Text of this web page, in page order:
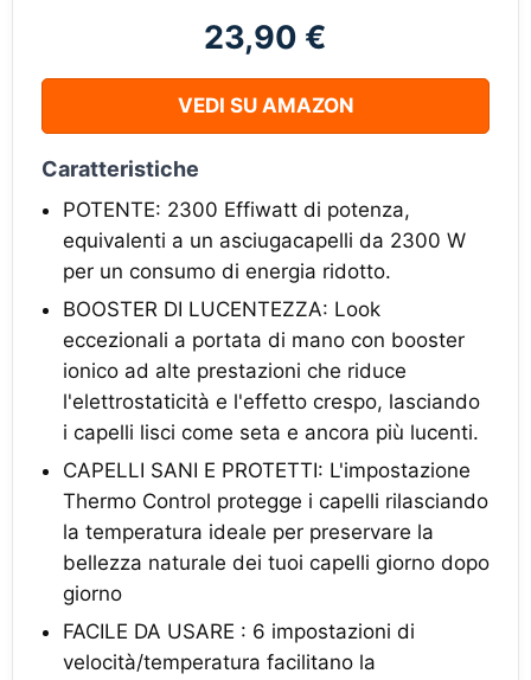
23,90 €
VEDI SU AMAZON
Caratteristiche
POTENTE: 2300 Effiwatt di potenza,
equivalenti a un asciugacapelli da 2300 W
per un consumo di energia ridotto.
BOOSTER DI LUCENTEZZA: Look
eccezionali a portata di mano con booster
ionico ad alte prestazioni che riduce
l'elettrostaticità e l'effetto crespo, lasciando
i capelli lisci come seta e ancora più lucenti.
CAPELLI SANI E PROTETTI: L'impostazione
Thermo Control protegge i capelli rilasciando
la temperatura ideale per preservare la
bellezza naturale dei tuoi capelli giorno dopo
giorno
FACILE DA USARE : 6 impostazioni di
velocità/temperatura facilitano la